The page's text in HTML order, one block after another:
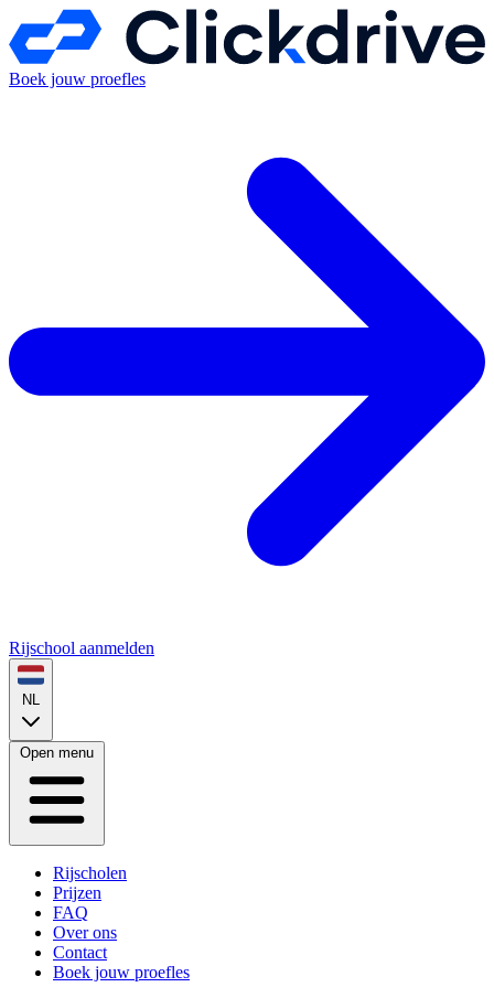
Boek jouw proefles
Rijschool aanmelden
NL
Open menu
Rijscholen
Prijzen
FAQ
Over ons
Contact
Boek jouw proefles